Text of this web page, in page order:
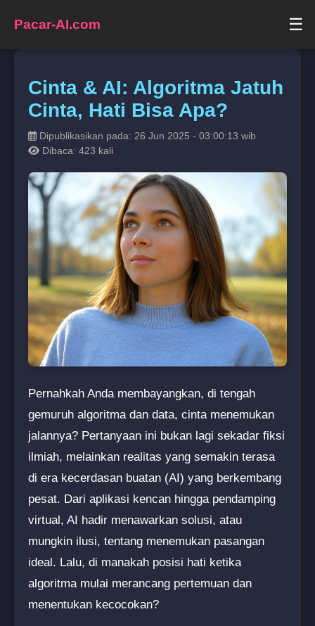
Pacar-AI.com ☰
Cinta & AI: Algoritma Jatuh
Cinta, Hati Bisa Apa?
Dipublikasikan pada: 26 Jun 2025 - 03:00:13 wib
Dibaca: 423 kali
Pernahkah Anda membayangkan, di tengah
gemuruh algoritma dan data, cinta menemukan
jalannya? Pertanyaan ini bukan lagi sekadar fiksi
ilmiah, melainkan realitas yang semakin terasa
di era kecerdasan buatan (AI) yang berkembang
pesat. Dari aplikasi kencan hingga pendamping
virtual, AI hadir menawarkan solusi, atau
mungkin ilusi, tentang menemukan pasangan
ideal. Lalu, di manakah posisi hati ketika
algoritma mulai merancang pertemuan dan
menentukan kecocokan?